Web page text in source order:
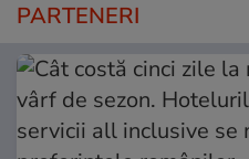
PARTENERI